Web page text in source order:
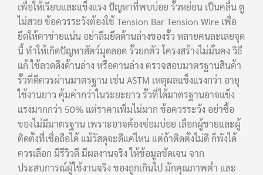
เพื่อให้เรียบและแข็งแรง ปัญหาที่พบบ่อย รั้วหย่อน เป็นคลื่น ดู
ไม่สวย ข้อควรระวังต้องใช้ Tension Bar Tension Wire เพื่อ
ยึดให้ตาข่ายแน่น อย่าลืมยึดด้านล่างของรั้ว หลายคนละเลยจุด
นี้ ทำให้เกิดปัญหาสัตว์มุดลอด รั้วยกตัว โครงสร้างไม่มั่นคง วิธี
แก้ ใช้ลวดดึงด้านล่าง หรือคานล่าง ตรวจสอบมาตรฐานสินค้า
รั้วที่ดีควรผ่านมาตรฐาน เช่น ASTM เหตุผลแข็งแรงกว่า อายุ
ใช้งานยาว คุ้มค่ากว่าในระยะยาว รั้วที่ได้มาตรฐานอาจแข็ง
แรงมากกว่า 50% แต่ราคาเพิ่มไม่มาก ข้อควรระวัง อย่าซื้อ
ของไม่มีมาตรฐาน เพราะอาจต้องซ่อมบ่อย เลือกผู้ขายและผู้
ติดตั้งที่เชื่อถือได้ แม้วัสดุจะดีแค่ไหน แต่ถ้าติดตั้งไม่ดี ก็พังได้
ควรเลือก มีรีวิวดี มีผลงานจริง ให้ข้อมูลชัดเจน จาก
ประสบการณ์ผู้ใช้งานจริง ของถูกเกินไป มักคุณภาพต่ำ และ